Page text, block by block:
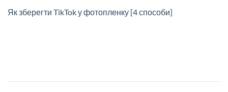
Як зберегти TikTok у фотопленку [4 способи]